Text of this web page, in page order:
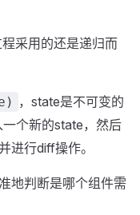
采用的还是递归而
，state是不可变的
个新的state，然后
进行diff操作。
地判断是哪个组件需